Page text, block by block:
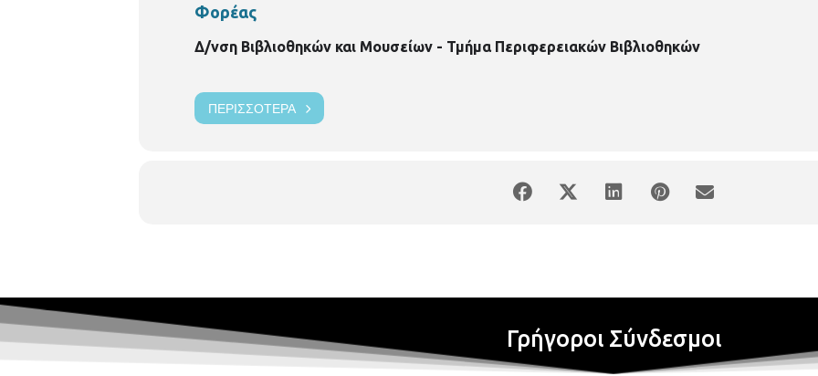
Φορέας
Δ/νση Βιβλιοθηκών και Μουσείων - Τμήμα Περιφερειακών Βιβλιοθηκών
ΠΕΡΙΣΣΌΤΕΡΑ
Γρήγοροι Σύνδεσμοι